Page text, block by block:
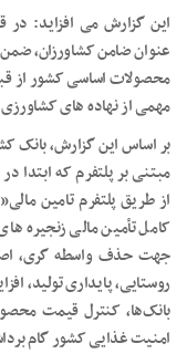
این گزارش می افزاید: در
عنوان ضامن کشاورزان، ضمن
محصولات اساسی کشور از
مهمی از نهاده های
بر اساس این گزارش، بانک
مبتنی بر پلتفرم که ابتدا
از طریق پلتفرم تامین
کامل تأمین مالی زنجیره
جهت حذف واسطه گری،
روستایی، پایداری تولید،
بانک‌ها، کنترل قیمت
امنیت غذایی کشور گام